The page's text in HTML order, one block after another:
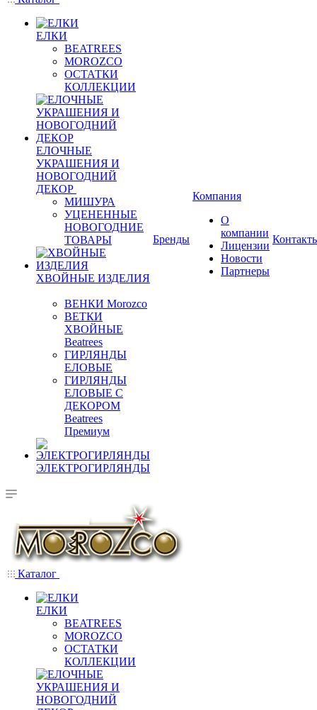
ЕЛКИ
BEATREES
MOROZCO
ОСТАТКИ
КОЛЛЕКЦИИ
ЕЛОЧНЫЕ
УКРАШЕНИЯ И
НОВОГОДНИЙ
ДЕКОР
МИШУРА
УЦЕНЕННЫЕ
НОВОГОДНИЕ
ТОВАРЫ
ХВОЙНЫЕ ИЗДЕЛИЯ
ВЕНКИ Morozco
ВЕТКИ
ХВОЙНЫЕ
Beatrees
ГИРЛЯНДЫ
ЕЛОВЫЕ
ГИРЛЯНДЫ
ЕЛОВЫЕ С
ДЕКОРОМ
Beatrees
Премиум
ЭЛЕКТРОГИРЛЯНДЫ
Бренды
Компания
О
компании
Лицензии
Новости
Партнеры
Каталог
ЕЛКИ
BEATREES
MOROZCO
ОСТАТКИ
КОЛЛЕКЦИИ